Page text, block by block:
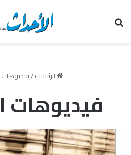
الرئيسية/فيديوهات
فيديوهات